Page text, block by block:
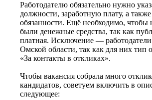
Работодателю обязательно нужно
должности, заработную плату, а
обязанности. Ещё необходимо, чтобы
были денежные средства, так как
платная. Исключение —
Омской области, так как для них тип
«За контакты в откликах».
Чтобы вакансия собрала много
кандидатов, советуем включить в
следующее: